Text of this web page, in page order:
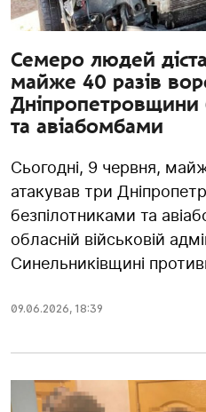
Семеро людей
майже 40 разів
Дніпропетровщини
та авіабомбами
Сьогодні, 9 червня,
атакував три
безпілотниками та
обласній військовій
Синельниківщині
09.06.2026, 18:39